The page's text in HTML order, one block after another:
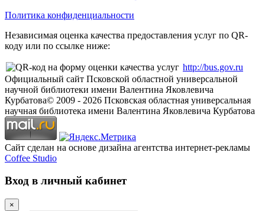
Политика конфиденциальности
Независимая оценка качества предоставления услуг по QR-
коду или по ссылке ниже:
http://bus.gov.ru
Официальный сайт Псковской областной универсальной
научной библиотеки имени Валентина Яковлевича
Курбатова© 2009 - 2026 Псковская областная универсальная
научная библиотека имени Валентина Яковлевича Курбатова
Сайт сделан на основе дизайна агентства интернет-рекламы
Coffee Studio
Вход в личный кабинет
×